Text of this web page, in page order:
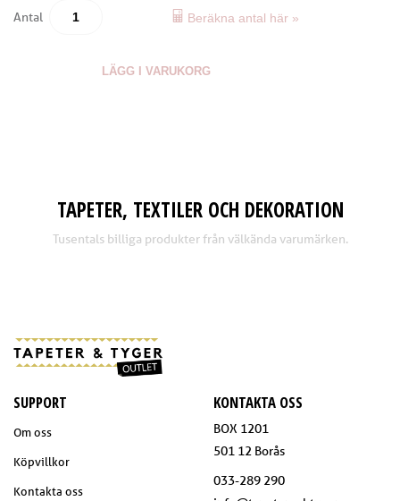
Antal Beräkna antal här »
LÄGG I VARUKORG
TAPETER, TEXTILER OCH DEKORATION
Tusentals billiga produkter från välkända varumärken.
SUPPORT
Om oss
Köpvillkor
Kontakta oss
KONTAKTA OSS
BOX 1201
501 12 Borås
033-289 290